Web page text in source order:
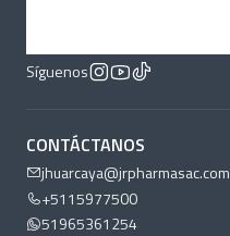
Síguenos
CONTÁCTANOS
jhuarcaya@jrpharmasac.com
+5115977500
51965361254